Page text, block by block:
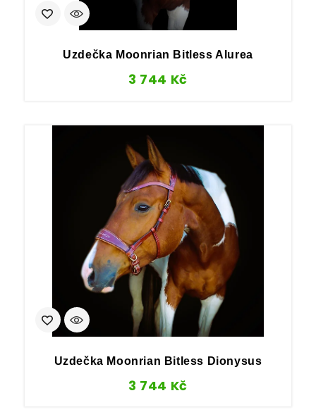
Uzdečka Moonrian Bitless Alurea
3 744 Kč
Uzdečka Moonrian Bitless Dionysus
3 744 Kč